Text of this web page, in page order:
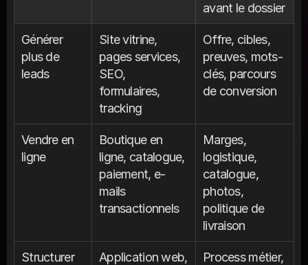
avant le dossier
Générer
plus de
leads
Site vitrine,
pages services,
SEO,
formulaires,
tracking
Offre, cibles,
preuves, mots-
clés, parcours
de conversion
Vendre en
ligne
Boutique en
ligne, catalogue,
paiement, e-
mails
transactionnels
Marges,
logistique,
catalogue,
photos,
politique de
livraison
Structurer
Application web,
Process métier,